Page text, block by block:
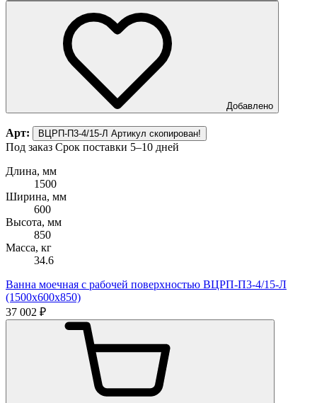
Добавлено
Арт: ВЦРП-П3-4/15-Л Артикул скопирован!
Под заказ Срок поставки 5–10 дней
Длина, мм
1500
Ширина, мм
600
Высота, мм
850
Масса, кг
34.6
Ванна моечная с рабочей поверхностью ВЦРП-П3-4/15-Л
(1500х600х850)
37 002 ₽